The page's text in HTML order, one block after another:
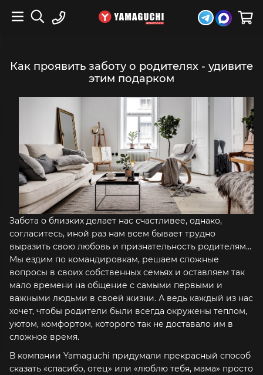
Как проявить заботу о родителях - удивите
этим подарком
Забота о близких делает нас счастливее, однако,
согласитесь, иной раз нам всем бывает трудно
выразить свою любовь и признательность родителям…
Мы ездим по командировкам, решаем сложные
вопросы в своих собственных семьях и оставляем так
мало времени на общение с самыми первыми и
важными людьми в своей жизни. А ведь каждый из нас
хочет, чтобы родители были всегда окружены теплом,
уютом, комфортом, которого так не доставало им в
сложное время.
В компании Yamaguchi придумали прекрасный способ
сказать «спасибо, отец» или «люблю тебя, мама» просто